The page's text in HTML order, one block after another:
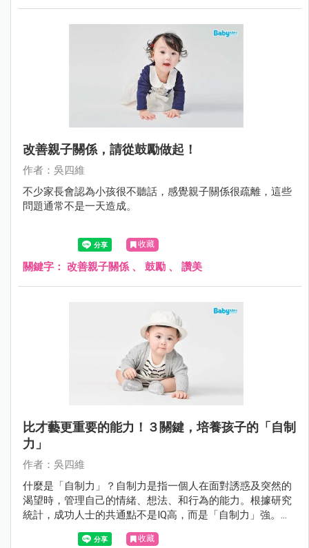
改善親子關係，請從鼓勵做起！
作者：吳四維
不少家長會認為小孩很不聽話，感覺親子關係很疏離，這些
問題通常不是一天造成。
收藏
關鍵字： 改善親子關係 、 鼓勵 、 讚美
比才藝更重要的能力！３關鍵，培養孩子的「自制
力」
作者：吳四維
什麼是「自制力」？自制力是指一個人在面對誘惑及突然的
渴望時，管理自己的情緒、想法、和行為的能力。根據研究
統計，成功人士的共通點不是IQ高，而是「自制力」強。如
何從小培養？
收藏